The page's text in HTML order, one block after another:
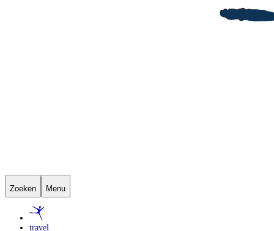
Zoeken Menu
travel